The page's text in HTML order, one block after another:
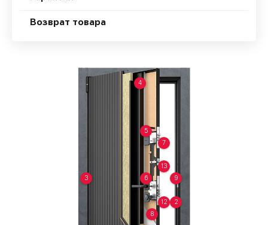
Возврат товара
2
3
4
5
6
7
8
9
12
13